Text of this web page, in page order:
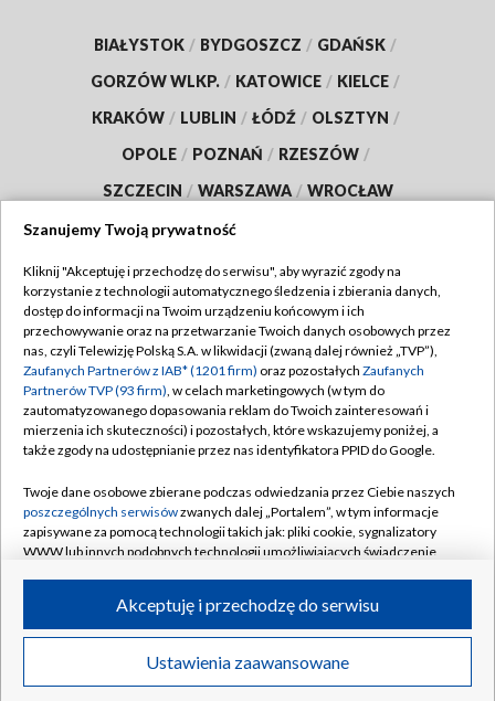
BIAŁYSTOK / BYDGOSZCZ / GDAŃSK /
GORZÓW WLKP. / KATOWICE / KIELCE /
KRAKÓW / LUBLIN / ŁÓDŹ / OLSZTYN /
OPOLE / POZNAŃ / RZESZÓW /
SZCZECIN / WARSZAWA / WROCŁAW
Dołącz do nas:
TVP
Abonament TVP
Emisja w TVP
Centrum informacji TVP
Naziemna Telewizja Cyfrowa
Sklep TVP
Rada Programowa
Informacje o nadawcy
Program dla prasy
Regulamin TVP
Polityka prywatności
Moje zgody
Pomoc
Biuro reklamy
Kontakt
Kanały
©2026 Telewizja Polska S.A. w likwidacji
Szanujemy Twoją prywatność
Kliknij "Akceptuję i przechodzę do serwisu", aby wyrazić zgody na
korzystanie z technologii automatycznego śledzenia i zbierania danych,
dostęp do informacji na Twoim urządzeniu końcowym i ich
przechowywanie oraz na przetwarzanie Twoich danych osobowych przez
nas, czyli Telewizję Polską S.A. w likwidacji (zwaną dalej również „TVP”),
Zaufanych Partnerów z IAB* (1201 firm) oraz pozostałych Zaufanych
Partnerów TVP (93 firm), w celach marketingowych (w tym do
zautomatyzowanego dopasowania reklam do Twoich zainteresowań i
mierzenia ich skuteczności) i pozostałych, które wskazujemy poniżej, a
także zgody na udostępnianie przez nas identyfikatora PPID do Google.
Twoje dane osobowe zbierane podczas odwiedzania przez Ciebie naszych
poszczególnych serwisówzwanych dalej „Portalem”, w tym informacje
zapisywane za pomocą technologii takich jak: pliki cookie, sygnalizatory
WWW lub innych podobnych technologii umożliwiających świadczenie
ruchu w Internecie.
Twoje dane osobowe zbierane podczas odwiedzania przez Ciebie
poszczególnych serwisówna Portalu, takie jak adresy IP, identyfikatory
Ustawienia zaawansowane
Akceptuję i przechodzę do serwisu